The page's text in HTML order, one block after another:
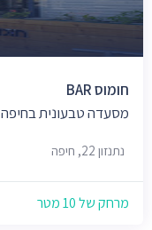
חומוס BAR
מסעדה טבעונית בחיפה
נתנזון 22, חיפה
מרחק של 10 מטר